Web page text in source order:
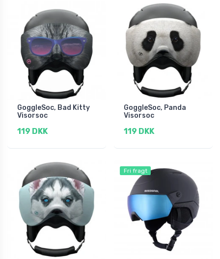
GoggleSoc, Bad Kitty
Visorsoc
119 DKK
GoggleSoc, Panda
Visorsoc
119 DKK
Fri fragt